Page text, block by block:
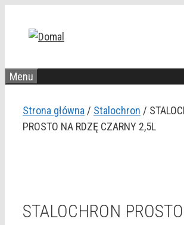
Menu
Strona główna / Stalochron /
PROSTO NA RDZĘ CZARNY 2,5L
STALOCHRON